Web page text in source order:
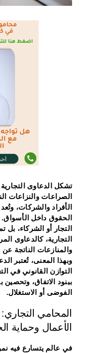
تشكل الدعاوى
الصراعات والنزاعات
الأفراد والشركات،
الحقوق داخل
التجار أو الشركاء،
التجارية، كالدعاوى
والمنازعات الناتجة عن
وبهذا المعنى، تُعتبر
التوازن القانوني في
ببنود الاتفاق، وتحصين
الفوضى أو الاستغلال.
المحامي التجاري:
الأعمال وحماية
في عالم يتسارع فيه